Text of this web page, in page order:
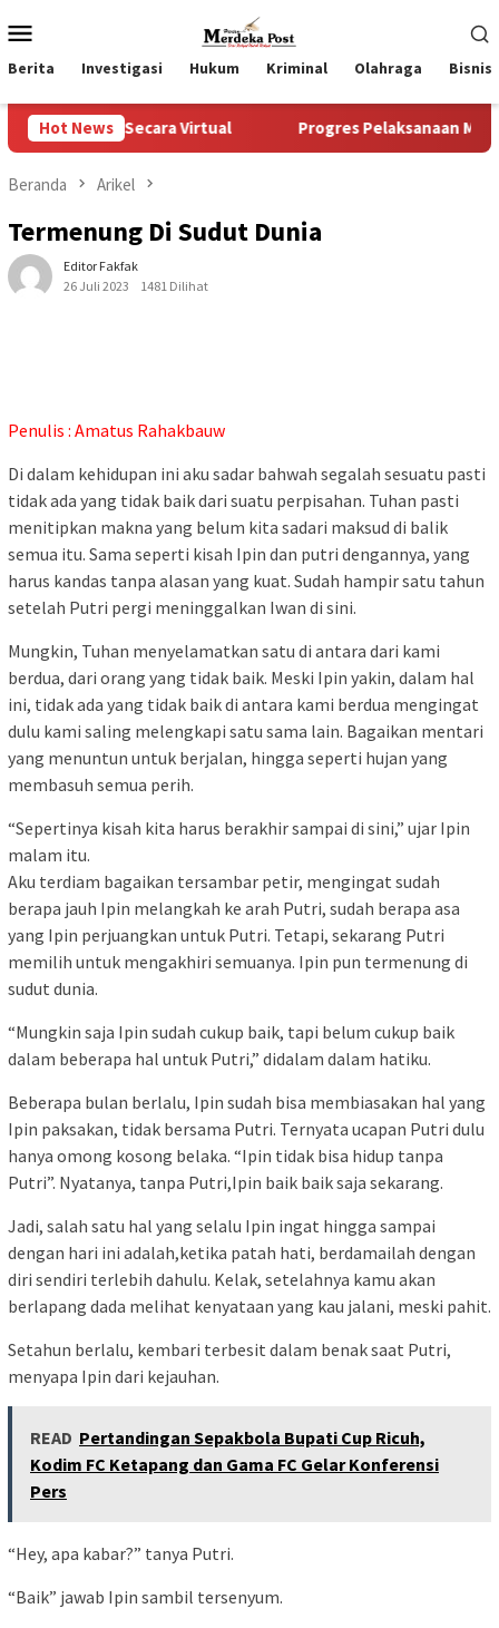
ke
kontenMobile
Berita Investigasi Hukum Kriminal Olahraga Bisnis
Hot News
Secara Virtual Progres Pelaksanaan Musrenbangdes
Beranda Arikel
Termenung Di Sudut Dunia
Editor Fakfak
26 Juli 2023
1481 Dilihat
Penulis : Amatus Rahakbauw
Di dalam kehidupan ini aku sadar bahwah segalah sesuatu pasti
tidak ada yang tidak baik dari suatu perpisahan. Tuhan pasti
menitipkan makna yang belum kita sadari maksud di balik
semua itu. Sama seperti kisah Ipin dan putri dengannya, yang
harus kandas tanpa alasan yang kuat. Sudah hampir satu tahun
setelah Putri pergi meninggalkan Iwan di sini.
Mungkin, Tuhan menyelamatkan satu di antara dari kami
berdua, dari orang yang tidak baik. Meski Ipin yakin, dalam hal
ini, tidak ada yang tidak baik di antara kami berdua mengingat
dulu kami saling melengkapi satu sama lain. Bagaikan mentari
yang menuntun untuk berjalan, hingga seperti hujan yang
membasuh semua perih.
“Sepertinya kisah kita harus berakhir sampai di sini,” ujar Ipin
malam itu.
Aku terdiam bagaikan tersambar petir, mengingat sudah
berapa jauh Ipin melangkah ke arah Putri, sudah berapa asa
yang Ipin perjuangkan untuk Putri. Tetapi, sekarang Putri
memilih untuk mengakhiri semuanya. Ipin pun termenung di
sudut dunia.
“Mungkin saja Ipin sudah cukup baik, tapi belum cukup baik
dalam beberapa hal untuk Putri,” didalam dalam hatiku.
Beberapa bulan berlalu, Ipin sudah bisa membiasakan hal yang
Ipin paksakan, tidak bersama Putri. Ternyata ucapan Putri dulu
hanya omong kosong belaka. “Ipin tidak bisa hidup tanpa
Putri”. Nyatanya, tanpa Putri,Ipin baik baik saja sekarang.
Jadi, salah satu hal yang selalu Ipin ingat hingga sampai
dengan hari ini adalah,ketika patah hati, berdamailah dengan
diri sendiri terlebih dahulu. Kelak, setelahnya kamu akan
berlapang dada melihat kenyataan yang kau jalani, meski pahit.
Setahun berlalu, kembari terbesit dalam benak saat Putri,
menyapa Ipin dari kejauhan.
READ Pertandingan Sepakbola Bupati Cup Ricuh,
Kodim FC Ketapang dan Gama FC Gelar Konferensi
Pers
“Hey, apa kabar?” tanya Putri.
“Baik” jawab Ipin sambil tersenyum.